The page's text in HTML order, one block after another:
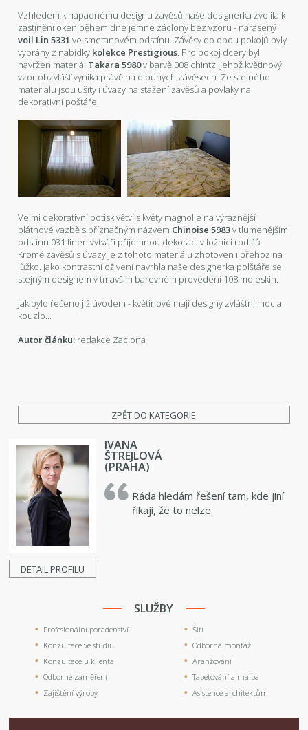
Vzhledem k nápadnému designu závěsů naše designerka zvolila k
zastínění oken během dne jemné záclony bez vzoru - nařasený
voil Lin 5331 ve smetanovém odstínu. Závěsy do obou pokojů byly
vybrány z nabídky kolekce Prestigious. Pro pokoj dcery byl
navržen materiál Takara 5980v barvě 008 chintz, jehož květinový
vzor obzvlášť vyniká právě na dlouhých závěsech. Ze stejného
materiálu jsou ušity i úvazy na stažení závěsů a povlaky na
dekorativní poštáře.
Velmi dekorativní potisk větví s květy magnolie na výraznější
plátnové vazbě s příznačným názvem Chinoise 5983v tlumenějším
odstínu 031 linen vytváří příjemnou dekoraci v ložnici rodičů.
Kromě závěsů s úvazy je z tohoto materiálu zhotoven i přehoz na
lůžko. Jako kontrastní oživení navrhla naše designerka polštáře se
stejným designem v tmavším barevném provedení 108 moleskin.
Jak bylo řečeno již úvodem - květinové mají designy zvláštní moc a
kouzlo...
Autor článku: redakce Zaclona
ZPĚT DO KATEGORIE
DETAIL PROFILU
IVANA
ŠTREJLOVÁ
(PRAHA)
Ráda hledám řešení tam, kde jiní
říkají, že to nelze.
SLUŽBY
Profesionální poradenství
Konzultace ve studiu
Konzultace u klienta
Odborné zaměření
Zajištění výroby
Šití
Odborná montáž
Aranžování
Tapetování a malba
Asistence architektům